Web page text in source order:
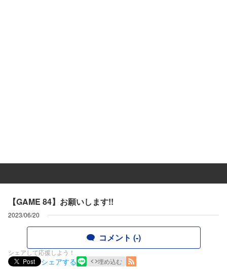
【GAME 84】お願いします!!
2023/06/20
コメント (-)
シェアして応援しよう！
Post
シェアする 埋め込む